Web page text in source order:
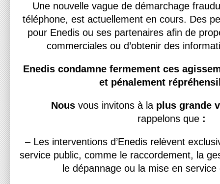
Une nouvelle vague de démarchage
téléphone, est actuellement en cours. Des
pour Enedis ou ses partenaires afin de
commerciales ou d’obtenir des
Enedis condamne fermement ces
et pénalement
Nousvous invitons à la plus grande
rappelons que :
– Les interventions d’Enedis relèvent
service public, comme le raccordement, la
le dépannage ou la mise en service